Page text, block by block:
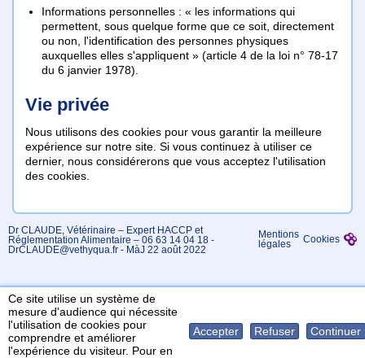
Ce site utilise un système de
mesure d'audience qui nécessite
l'utilisation de cookies pour
comprendre et améliorer
l'expérience du visiteur. Pour en
Accepter Refuser Continuer
Informations personnelles : « les informations qui
permettent, sous quelque forme que ce soit, directement
ou non, l'identification des personnes physiques
auxquelles elles s'appliquent » (article 4 de la loi n° 78-17
du 6 janvier 1978).
Vie privée
Nous utilisons des cookies pour vous garantir la meilleure
expérience sur notre site. Si vous continuez à utiliser ce
dernier, nous considérerons que vous acceptez l'utilisation
des cookies.
Dr CLAUDE, Vétérinaire – Expert HACCP et
Réglementation Alimentaire – 06 63 14 04 18 -
DrCLAUDE@vethyqua.fr - MàJ 22 août 2022
Mentions
légales
Cookies